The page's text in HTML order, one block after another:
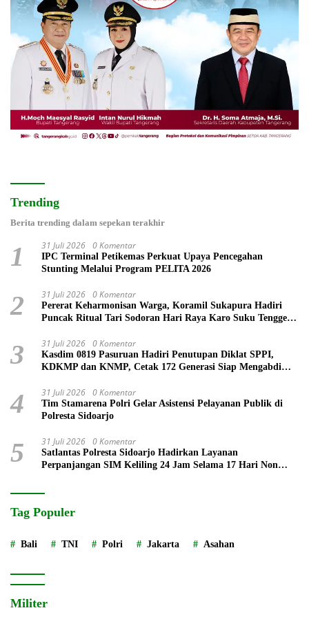
Trending
Berita trending dalam sepekan terakhir
1 31 Juli 2026 0 Komentar
IPC Terminal Petikemas Perkuat Upaya Pencegahan
Stunting Melalui Program PELITA 2026
2 31 Juli 2026 0 Komentar
Pererat Keharmonisan Warga, Koramil Sukapura Hadiri
Puncak Ritual Tari Sodoran Hari Raya Karo Suku Tengger
3 31 Juli 2026 0 Komentar
Kasdim 0819 Pasuruan Hadiri Penutupan Diklat SPPI,
KDKMP dan KNMP, Cetak 172 Generasi Siap Mengabdi
4 31 Juli 2026 0 Komentar
Tim Stamarena Polri Gelar Asistensi Pelayanan Publik di
Polresta Sidoarjo
5 31 Juli 2026 0 Komentar
Satlantas Polresta Sidoarjo Hadirkan Layanan
Perpanjangan SIM Keliling 24 Jam Selama 17 Hari Non
Tag Populer
Bali TNI Polri Jakarta Asahan
Militer